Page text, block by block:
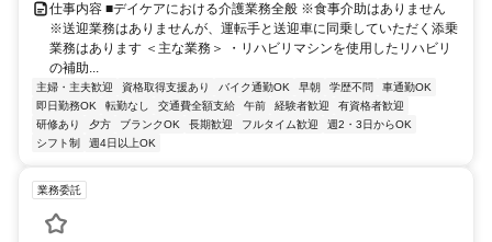
仕事内容 ■デイケアにおける介護業務全般 ※食事介助はありません
※送迎業務はありませんが、運転手と送迎車に同乗していただく添乗
業務はあります ＜主な業務＞ ・リハビリマシンを使用したリハビリ
の補助...
主婦・主夫歓迎 資格取得支援あり バイク通勤OK 早朝 学歴不問
車通勤OK
即日勤務OK
転勤なし 交通費全額支給 午前 経験者歓迎
有資格者歓迎
研修あり
夕方 ブランクOK 長期歓迎 フルタイム歓迎
週2・3日からOK
シフト制
週4日以上OK
業務委託